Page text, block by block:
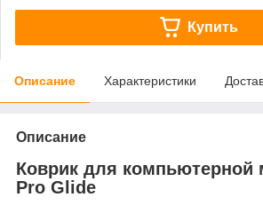
Купить
Описание Характеристики
Описание
Коврик для
Pro Glide